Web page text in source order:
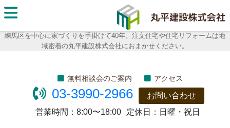
練馬区を中心に家づくりを手掛けて40年。注文住宅や住宅リフォームは地
域密着の丸平建設株式会社におまかせください。
丸平建
設株式
無料相談会のご案内 アクセス
03-3990-2966
お問い合わせ
営業時間： 8:00〜18:00 定休日： 日曜・祝日